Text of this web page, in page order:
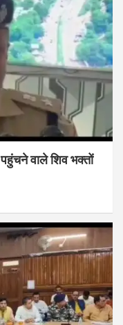
पहुंचने वाले शिव भक्तों